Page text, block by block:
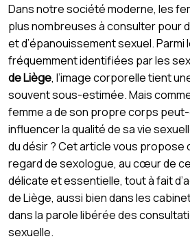
Dans notre société moderne, les
plus nombreuses à consulter pour
et d’épanouissement sexuel. Parmi
fréquemment identifiées par les
de Liège, l’image corporelle tient
souvent sous-estimée. Mais
femme a de son propre corps
influencer la qualité de sa vie
du désir ? Cet article vous propose
regard de sexologue, au cœur de
délicate et essentielle, tout à fait
de Liège, aussi bien dans les
dans la parole libérée des
sexuelle.